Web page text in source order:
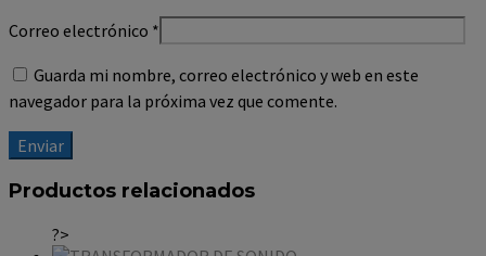
Correo electrónico *
Guarda mi nombre, correo electrónico y web en este
navegador para la próxima vez que comente.
Productos relacionados
?>